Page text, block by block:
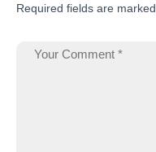
Required fields are marked